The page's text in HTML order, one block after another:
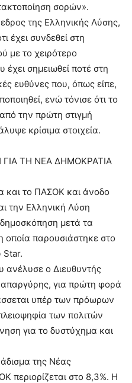
σορών».
της Ελληνικής Λύσης,
έχει συνδεθεί στη
με το χειρότερο
σημειωθεί ποτέ στη
ευθύνες που, όπως είπε,
ενώ τόνισε ότι το
την πρώτη στιγμή
κρίσιμα στοιχεία.
ΤΗ ΝΕΑ ΔΗΜΟΚΡΑΤΙΑ
και το ΠΑΣΟΚ και άνοδο
την Ελληνική Λύση
μετά τα
οποία παρουσιάστηκε στο
Star.
ο Διευθυντής
για πρώτη φορά
υπέρ των πρόωρων
των πολιτών
για το δυστύχημα και
της Νέας
περιορίζεται στο 8,3%. Η